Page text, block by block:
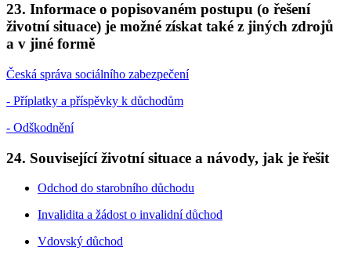
23. Informace o popisovaném postupu (o řešení
životní situace) je možné získat také z jiných zdrojů
a v jiné formě
Česká správa sociálního zabezpečení
- Příplatky a příspěvky k důchodům
- Odškodnění
24. Související životní situace a návody, jak je řešit
Odchod do starobního důchodu
Invalidita a žádost o invalidní důchod
Vdovský důchod